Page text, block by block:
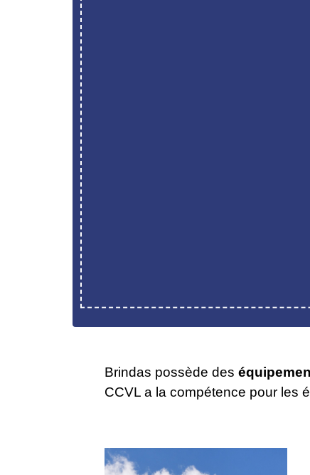
Brindas possède des
CCVL a la compétence pour les